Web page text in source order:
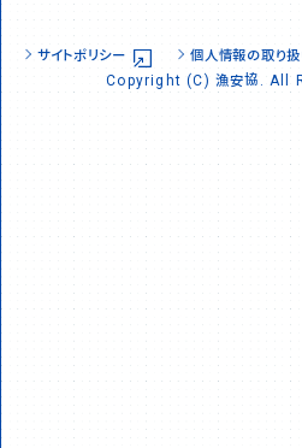
お問い合わせ先
TEL:03-6895-0100 FAX:
サイトポリシー 個人情報の取り
Copyright (C) 漁安協. All